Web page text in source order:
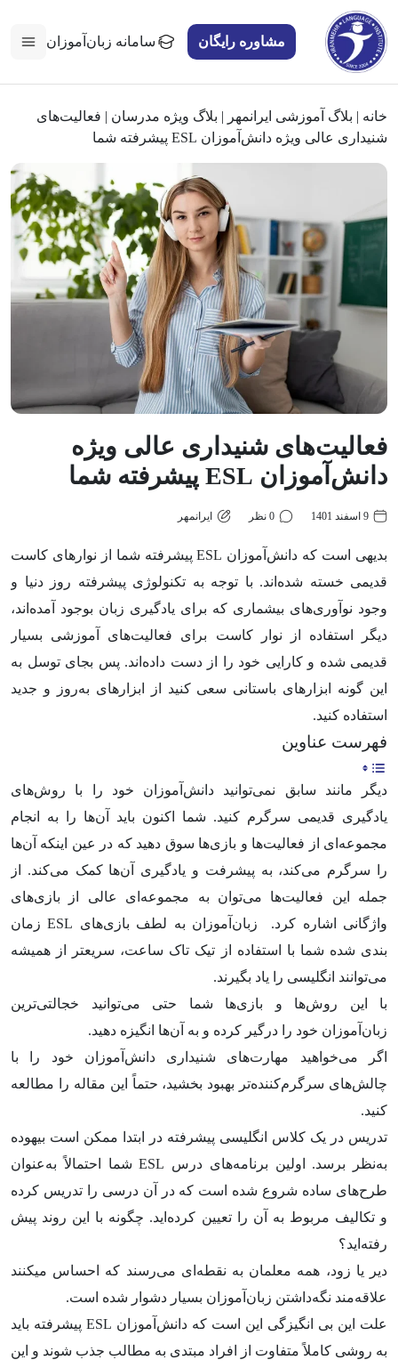
مشاوره رایگان سامانه زبان‌آموزان
خانه | بلاگ آموزشی ایرانمهر | بلاگ ویژه مدرسان | فعالیت‌های
شنیداری عالی ویژه دانش‌آموزان ESL پیشرفته شما
فعالیت‌های شنیداری عالی ویژه
دانش‌آموزان ESL پیشرفته شما
9 اسفند 1401 0 نظر ایرانمهر
بدیهی است که دانش‌آموزان ESL پیشرفته شما از نوارهای کاست
قدیمی خسته شده‌اند. با توجه به تکنولوژی پیشرفته روز دنیا و
وجود نوآوری‌های بیشماری که برای یادگیری زبان بوجود آمده‌اند،
دیگر استفاده از نوار کاست برای فعالیت‌های آموزشی بسیار
قدیمی شده و کارایی خود را از دست داده‌اند. پس بجای توسل به
این گونه ابزارهای باستانی سعی کنید از ابزارهای به‌روز و جدید
استفاده کنید.
فهرست عناوین
دیگر مانند سابق نمی‌توانید دانش‌آموزان خود را با روش‌های
یادگیری قدیمی سرگرم‌ کنید. شما اکنون باید آن‌ها را به انجام
مجموعه‌ای از فعالیت‌ها و بازی‌ها سوق دهید که در عین اینکه آن‌ها
را سرگرم‌ می‌کند، به پیشرفت و یادگیری آن‌ها کمک می‌کند. از
جمله این فعالیت‌ها می‌توان به مجموعه‌ای عالی از بازی‌های
واژگانی اشاره کرد. زبان‌آموزان به لطف بازی‌های ESL زمان
بندی شده شما با استفاده از تیک تاک ساعت، سریعتر از همیشه
می‌توانند انگلیسی را یاد بگیرند.
با این روش‌ها و بازی‌ها شما حتی می‌توانید خجالتی‌ترین
زبان‌آموزان خود را درگیر کرده و به آن‌ها انگیزه دهید.
اگر می‌خواهید مهارت‌های شنیداری دانش‌آموزان خود را با
چالش‌های سرگرم‌کننده‌تر بهبود بخشید، حتماً این مقاله را مطالعه
کنید.
تدریس در یک کلاس انگلیسی پیشرفته در ابتدا ممکن است بیهوده
به‌نظر برسد. اولین برنامه‌های درس ESL شما احتمالاً به‌عنوان
طرح‌های ساده شروع شده است که در آن درسی را تدریس کرده
و تکالیف مربوط به آن را تعیین کرده‌اید. چگونه با این روند پیش
رفته‌اید؟
دیر یا زود، همه معلمان به نقطه‌ای می‌رسند که احساس می‎کنند
علاقه‌مند نگه‌داشتن زبان‌آموزان بسیار دشوار شده است.
علت این بی انگیزگی این است که دانش‌آموزان ESL پیشرفته باید
به روشی کاملاً متفاوت از افراد مبتدی به مطالب جذب شوند و این